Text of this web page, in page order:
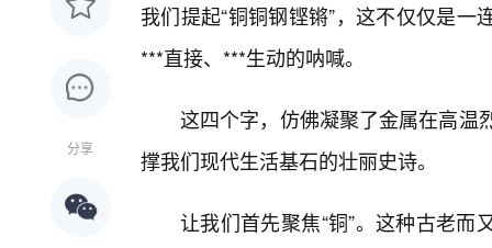
分享
我们提起“铜铜钢铿锵”，这不仅仅是
***直接、***生动的呐喊。
这四个字，仿佛凝聚了金属在高温
撑我们现代生活基石的壮丽史诗。
让我们首先聚焦“铜”。这种古老